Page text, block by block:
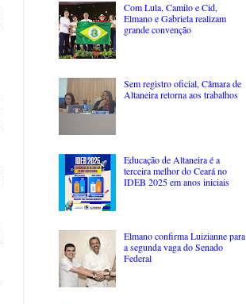
Com Lula, Camilo e Cid,
Elmano e Gabriela realizam
grande convenção
Sem registro oficial, Câmara de
Altaneira retorna aos trabalhos
Educação de Altaneira é a
terceira melhor do Ceará no
IDEB 2025 em anos iniciais
Elmano confirma Luizianne para
a segunda vaga do Senado
Federal